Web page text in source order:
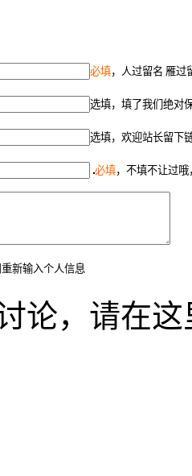
必填，人过留名 雁过
选填，填了我们绝对
选填，欢迎站长留下
必填，不填不让过
新输入个人信息
论，请在这